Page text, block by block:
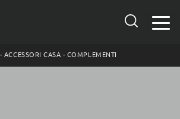
- ACCESSORI CASA - COMPLEMENTI